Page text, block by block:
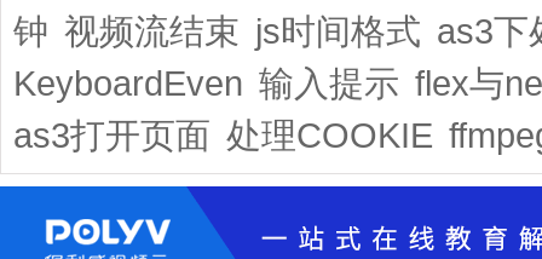
钟 视频流结束 js时间格式 as3下
KeyboardEven 输入提示 flex与
as3打开页面 处理COOKIE